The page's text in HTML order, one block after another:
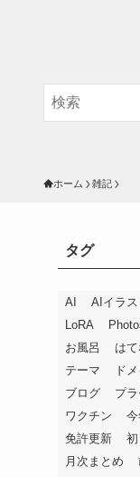
ホーム 雑記
タグ
AI AIイラス
LoRA
お風呂
はて
テーマ
ド
ブログ
プ
ワクチン
免許更新
初
月次まとめ